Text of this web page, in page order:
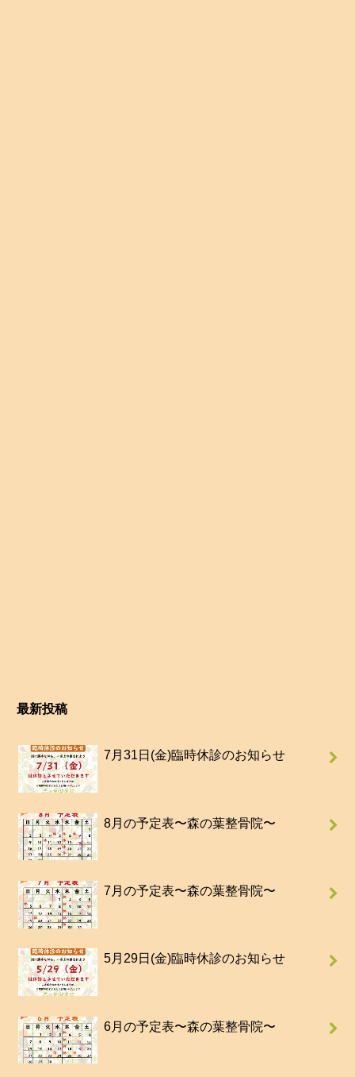
最新投稿
7月31日(金)臨時休診のお知らせ
8月の予定表〜森の葉整骨院〜
7月の予定表〜森の葉整骨院〜
5月29日(金)臨時休診のお知らせ
6月の予定表〜森の葉整骨院〜